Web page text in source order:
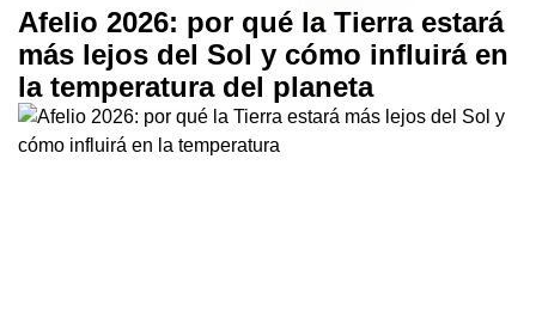
Afelio 2026: por qué la Tierra estará
más lejos del Sol y cómo influirá en
la temperatura del planeta